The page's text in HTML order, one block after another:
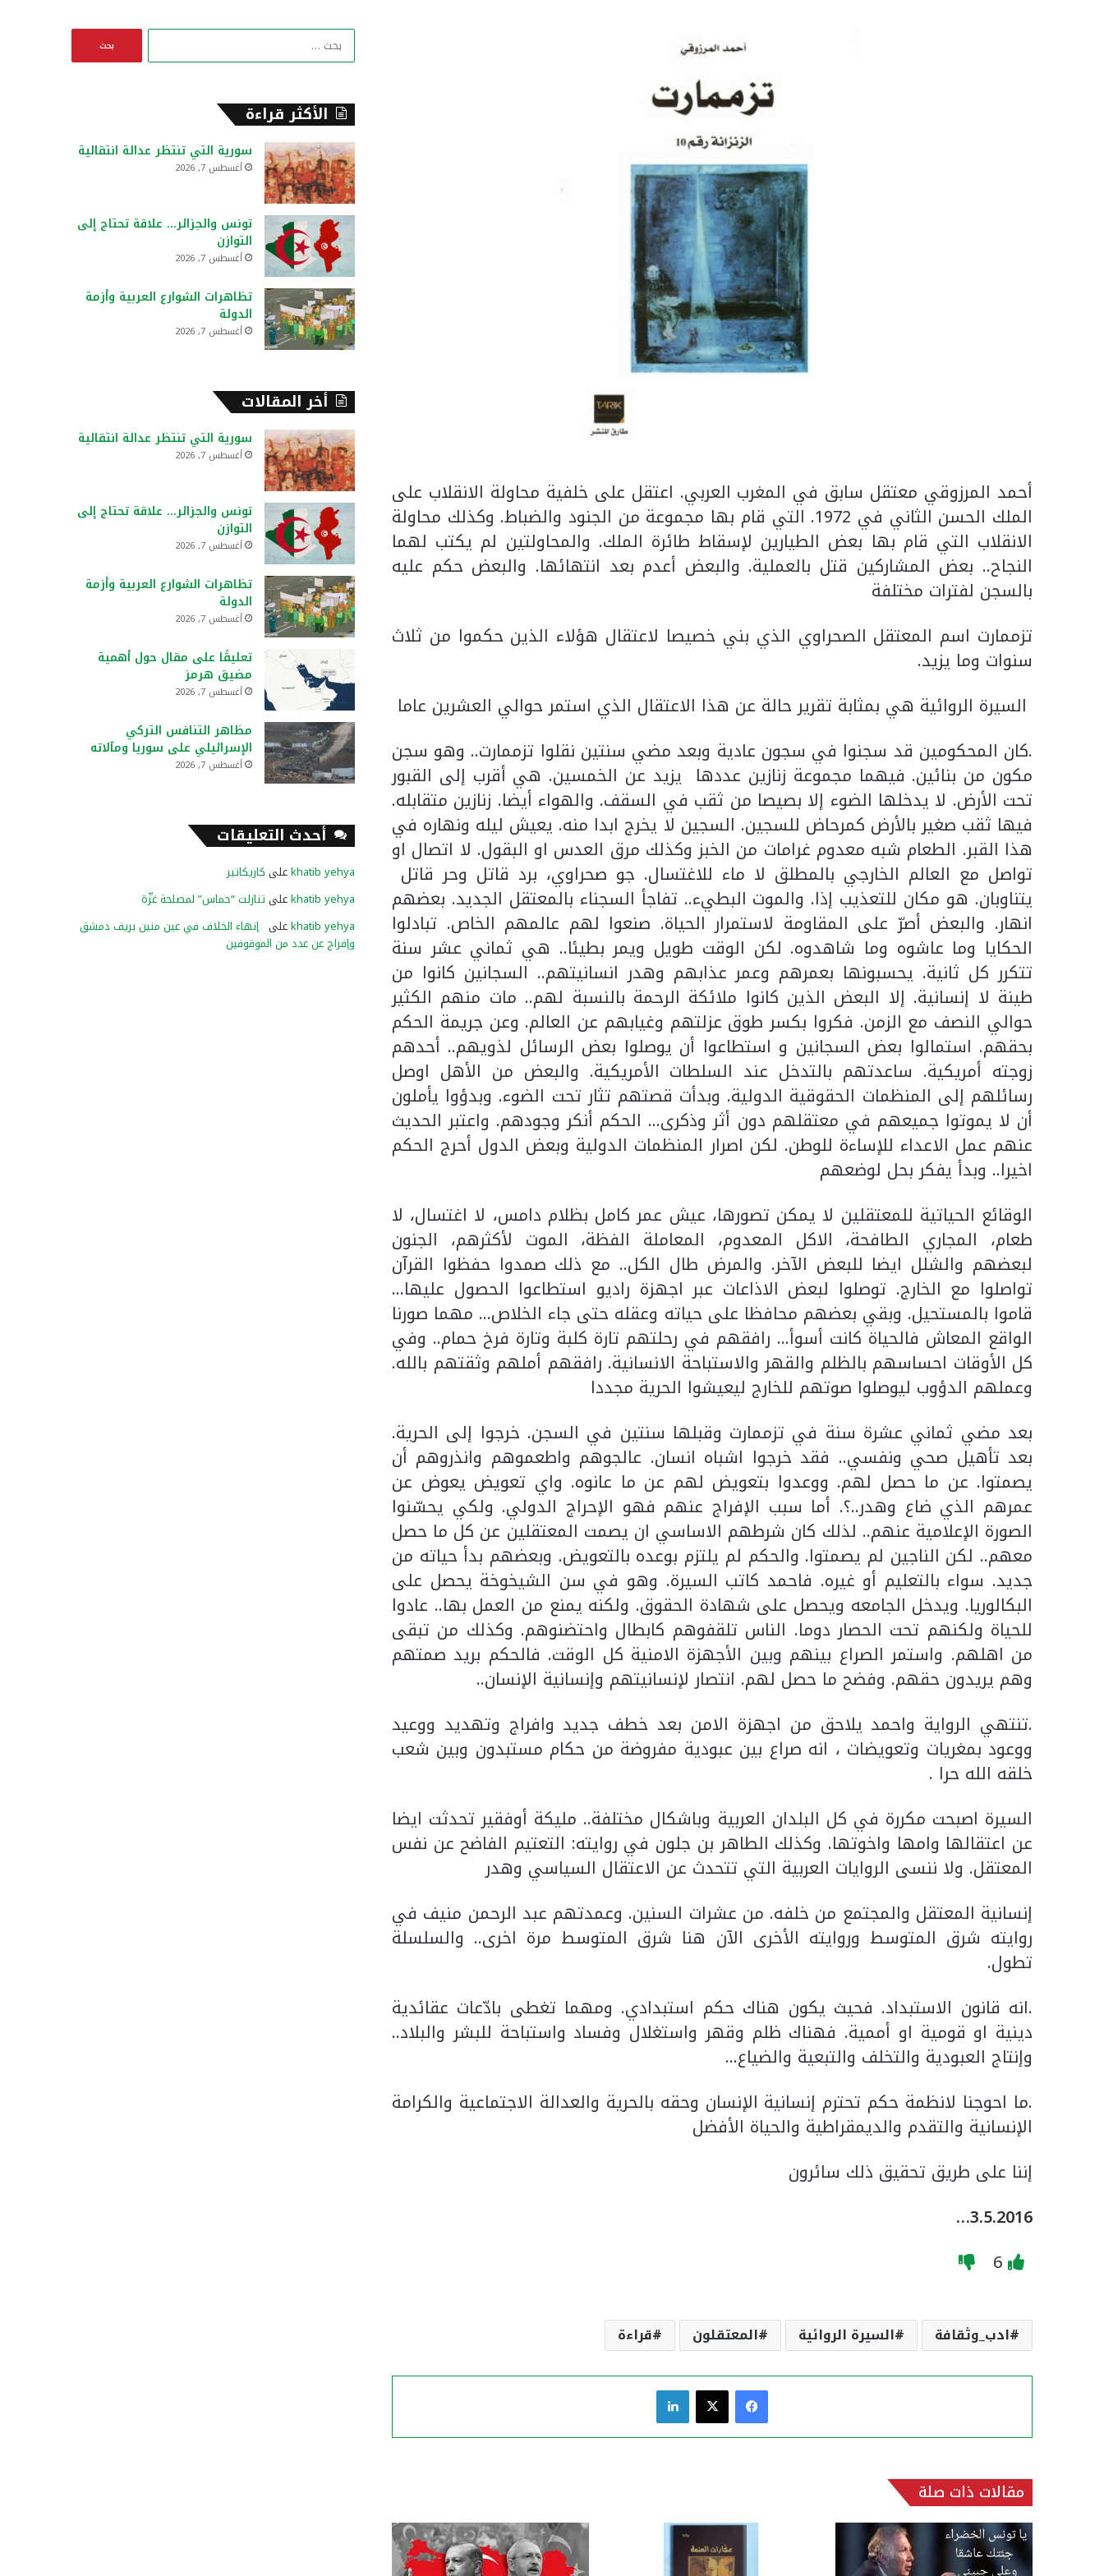
أحمد المرزوقي معتقل سابق في المغرب العربي. اعتقل على خلفية محاولة الانقلاب على
الملك الحسن الثاني في 1972. التي قام بها مجموعة من الجنود والضباط. وكذلك محاولة
الانقلاب التي قام بها بعض الطيارين لإسقاط طائرة الملك. والمحاولتين لم يكتب لهما
النجاح.. بعض المشاركين قتل بالعملية. والبعض أعدم بعد انتهائها. والبعض حكم عليه
بالسجن لفترات مختلفة
تزممارت اسم المعتقل الصحراوي الذي بني خصيصا لاعتقال هؤلاء الذين حكموا من ثلاث
سنوات وما يزيد.
السيرة الروائية هي بمثابة تقرير حالة عن هذا الاعتقال الذي استمر حوالي العشرين عاما
.كان المحكومين قد سجنوا في سجون عادية وبعد مضي سنتين نقلوا تزممارت.. وهو سجن
مكون من بنائين. فيهما مجموعة زنازين عددها يزيد عن الخمسين. هي أقرب إلى القبور
تحت الأرض. لا يدخلها الضوء إلا بصيصا من ثقب في السقف. والهواء أيضا. زنازين متقابله.
فيها ثقب صغير بالأرض كمرحاض للسجين. السجين لا يخرج ابدا منه. يعيش ليله ونهاره في
هذا القبر. الطعام شبه معدوم غرامات من الخبز وكذلك مرق العدس او البقول. لا اتصال او
تواصل مع العالم الخارجي بالمطلق لا ماء للاغتسال. جو صحراوي، برد قاتل وحر قاتل
يتناوبان. هو مكان للتعذيب إذا. والموت البطيء.. تفاجأ السجناء بالمعتقل الجديد. بعضهم
انهار. والبعض أصرّ على المقاومة لاستمرار الحياة. صنعوا لهم عالمهم الخاص. تبادلوا
الحكايا وما عاشوه وما شاهدوه. لكن الوقت طويل ويمر بطيئا.. هي ثماني عشر سنة
تتكرر كل ثانية. يحسبونها بعمرهم وعمر عذابهم وهدر انسانيتهم.. السجانين كانوا من
طينة لا إنسانية. إلا البعض الذين كانوا ملائكة الرحمة بالنسبة لهم.. مات منهم الكثير
حوالي النصف مع الزمن. فكروا بكسر طوق عزلتهم وغيابهم عن العالم. وعن جريمة الحكم
بحقهم. استمالوا بعض السجانين و استطاعوا أن يوصلوا بعض الرسائل لذويهم.. أحدهم
زوجته أمريكية. ساعدتهم بالتدخل عند السلطات الأمريكية. والبعض من الأهل اوصل
رسائلهم إلى المنظمات الحقوقية الدولية. وبدأت قصتهم تثار تحت الضوء. وبدؤوا يأملون
أن لا يموتوا جميعهم في معتقلهم دون أثر وذكرى… الحكم أنكر وجودهم. واعتبر الحديث
عنهم عمل الاعداء للإساءة للوطن. لكن اصرار المنظمات الدولية وبعض الدول أحرج الحكم
اخيرا.. وبدأ يفكر بحل لوضعهم
الوقائع الحياتية للمعتقلين لا يمكن تصورها، عيش عمر كامل بظلام دامس، لا اغتسال، لا
طعام، المجاري الطافحة، الاكل المعدوم، المعاملة الفظة، الموت لأكثرهم، الجنون
لبعضهم والشلل ايضا للبعض الآخر. والمرض طال الكل.. مع ذلك صمدوا حفظوا القرآن
تواصلوا مع الخارج. توصلوا لبعض الاذاعات عبر اجهزة راديو استطاعوا الحصول عليها…
قاموا بالمستحيل. وبقي بعضهم محافظا على حياته وعقله حتى جاء الخلاص… مهما صورنا
الواقع المعاش فالحياة كانت أسوأ… رافقهم في رحلتهم تارة كلبة وتارة فرخ حمام.. وفي
كل الأوقات احساسهم بالظلم والقهر والاستباحة الانسانية. رافقهم أملهم وثقتهم بالله.
وعملهم الدؤوب ليوصلوا صوتهم للخارج ليعيشوا الحرية مجددا
بعد مضي ثماني عشرة سنة في تزممارت وقبلها سنتين في السجن. خرجوا إلى الحرية.
بعد تأهيل صحي ونفسي.. فقد خرجوا اشباه انسان. عالجوهم واطعموهم وانذروهم أن
يصمتوا. عن ما حصل لهم. ووعدوا بتعويض لهم عن ما عانوه. واي تعويض يعوض عن
عمرهم الذي ضاع وهدر..؟. أما سبب الإفراج عنهم فهو الإحراج الدولي. ولكي يحسّنوا
الصورة الإعلامية عنهم.. لذلك كان شرطهم الاساسي ان يصمت المعتقلين عن كل ما حصل
معهم.. لكن الناجين لم يصمتوا. والحكم لم يلتزم بوعده بالتعويض. وبعضهم بدأ حياته من
جديد. سواء بالتعليم أو غيره. فاحمد كاتب السيرة. وهو في سن الشيخوخة يحصل على
البكالوريا. ويدخل الجامعه ويحصل على شهادة الحقوق. ولكنه يمنع من العمل بها.. عادوا
للحياة ولكنهم تحت الحصار دوما. الناس تلقفوهم كابطال واحتضنوهم. وكذلك من تبقى
من اهلهم. واستمر الصراع بينهم وبين الأجهزة الامنية كل الوقت. فالحكم بريد صمتهم
وهم يريدون حقهم. وفضح ما حصل لهم. انتصار لإنسانيتهم وإنسانية الإنسان..
.تنتهي الرواية واحمد يلاحق من اجهزة الامن بعد خطف جديد وافراج وتهديد ووعيد
ووعود بمغريات وتعويضات ، انه صراع بين عبودية مفروضة من حكام مستبدون وبين شعب
خلقه الله حرا .
السيرة اصبحت مكررة في كل البلدان العربية وباشكال مختلفة.. مليكة أوفقير تحدثت ايضا
عن اعتقالها وامها واخوتها. وكذلك الطاهر بن جلون في روايته: التعتيم الفاضح عن نفس
المعتقل. ولا ننسى الروايات العربية التي تتحدث عن الاعتقال السياسي وهدر
إنسانية المعتقل والمجتمع من خلفه. من عشرات السنين. وعمدتهم عبد الرحمن منيف في
روايته شرق المتوسط وروايته الأخرى الآن هنا شرق المتوسط مرة اخرى.. والسلسلة
تطول.
.انه قانون الاستبداد. فحيث يكون هناك حكم استبدادي. ومهما تغطى بادّعات عقائدية
دينية او قومية او أممية. فهناك ظلم وقهر واستغلال وفساد واستباحة للبشر والبلاد..
وإنتاج العبودية والتخلف والتبعية والضياع…
.ما احوجنا لانظمة حكم تحترم إنسانية الإنسان وحقه بالحرية والعدالة الاجتماعية والكرامة
الإنسانية والتقدم والديمقراطية والحياة الأفضل
إننا على طريق تحقيق ذلك سائرون
3.5.2016…
6
ادب_وثقافة السيرة الروائية المعتقلون قراءة
فيسبوك
مقالات ذات صلة
ا
:
الأكثر قراءة
سورية التي تنتظر عدالة انتقالية
أغسطس 7, 2026
تونس والجزائر… علاقة تحتاج إلى
التوازن
أغسطس 7, 2026
تظاهرات الشوارع العربية وأزمة
الدولة
أغسطس 7, 2026
أخر المقالات
سورية التي تنتظر عدالة انتقالية
أغسطس 7, 2026
تونس والجزائر… علاقة تحتاج إلى
التوازن
أغسطس 7, 2026
تظاهرات الشوارع العربية وأزمة
الدولة
أغسطس 7, 2026
تعليقًا على مقال حول أهمية
مضيق هرمز
أغسطس 7, 2026
مظاهر التنافس التركي
الإسرائيلي على سوريا ومآلاته
أغسطس 7, 2026
أحدث التعليقات
khatib yehyaعلى كاريكاتير
khatib yehyaعلى تنازلت “حماس” لمصلحة غزّة
khatib yehyaعلى إنهاء الخلاف في عين منين بريف دمشق
وإفراج عن عدد من الموقوفين